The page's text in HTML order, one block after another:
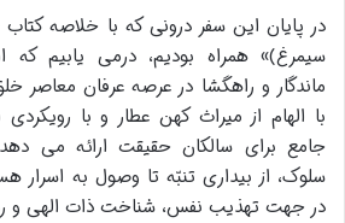
در پایان این سفر درونی که با خلاصه
سیمرغ)» همراه بودیم، درمی یابیم که
ماندگار و راهگشا در عرصه عرفان معاصر
با الهام از میراث کهن عطار و با
جامع برای سالکان حقیقت ارائه می
سلوک، از بیداری تنبّه تا وصول به
در جهت تهذیب نفس، شناخت ذات الهی و